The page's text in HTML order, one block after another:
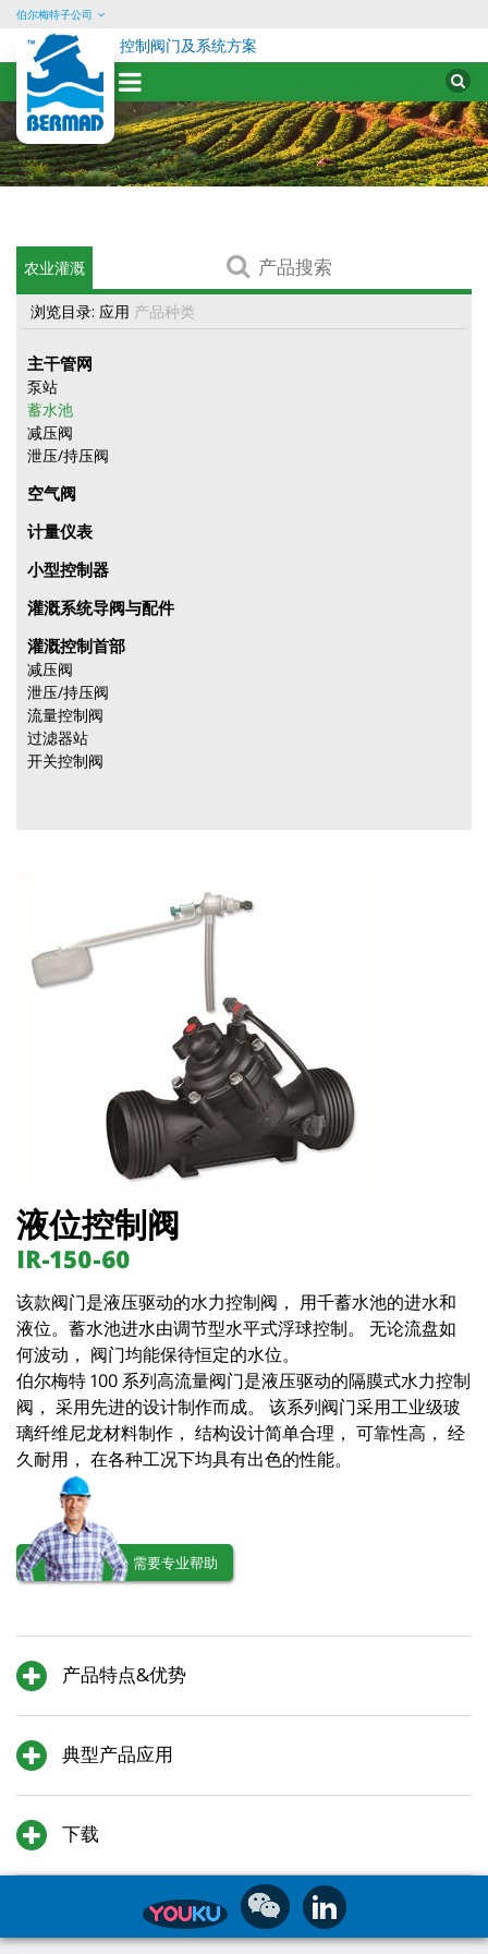
Skip
to
content
伯尔梅特子公司
控制阀门及系统方案
for:
产
品
搜
农业灌溉
浏览目录: 应用 产品种类
主干管网
泵站
蓄水池
减压阀
泄压/持压阀
空气阀
计量仪表
小型控制器
灌溉系统导阀与配件
灌溉控制首部
减压阀
泄压/持压阀
流量控制阀
过滤器站
开关控制阀
液位控制阀
IR-150-60
该款阀门是液压驱动的水力控制阀， 用千蓄水池的进水和
液位。蓄水池进水由调节型水平式浮球控制。 无论流盘如
何波动， 阀门均能保待恒定的水位。
伯尔梅特 100 系列高流量阀门是液压驱动的隔膜式水力控制
阀， 采用先进的设计制作而成。 该系列阀门采用工业级玻
璃纤维尼龙材料制作， 结构设计简单合理， 可靠性高， 经
久耐用， 在各种工况下均具有出色的性能。
需要专业帮助
产品特点&优势
典型产品应用
下载